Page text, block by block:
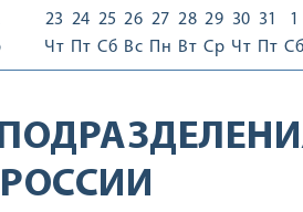
23
Чт
24
Пт
25
Сб
26
Вс
27
Пн
28
Вт
29
Ср
30
Чт
31
Пт
1
Сб